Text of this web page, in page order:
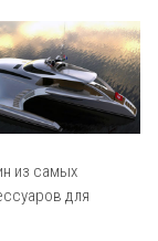
из самых
для